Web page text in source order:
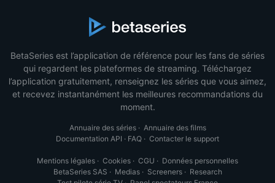
BetaSeries est l’application de référence pour les fans de séries
qui regardent les plateformes de streaming. Téléchargez
l’application gratuitement, renseignez les séries que vous aimez,
et recevez instantanément les meilleures recommandations du
moment.
Annuaire des séries· Annuaire des films
Documentation API · FAQ · Contacter le support
Mentions légales · Cookies · CGU · Données personnelles
BetaSeries SAS · Medias· Screeners· Research